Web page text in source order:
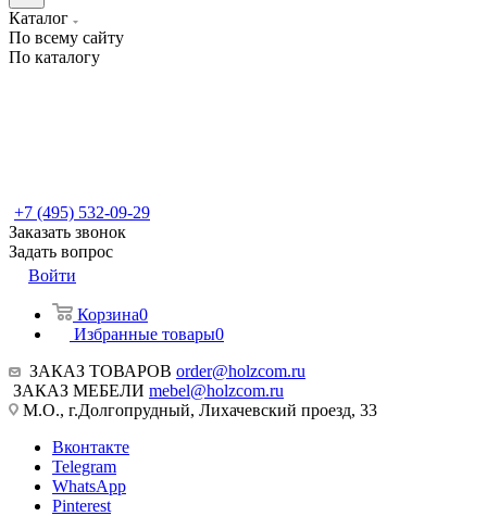
Каталог
По всему сайту
По каталогу
+7 (495) 532-09-29
Заказать звонок
Задать вопрос
Войти
Корзина0
Избранные товары0
ЗАКАЗ ТОВАРОВ order@holzcom.ru
ЗАКАЗ МЕБЕЛИ mebel@holzcom.ru
М.О., г.Долгопрудный, Лихачевский проезд, 33
Вконтакте
Telegram
WhatsApp
Pinterest